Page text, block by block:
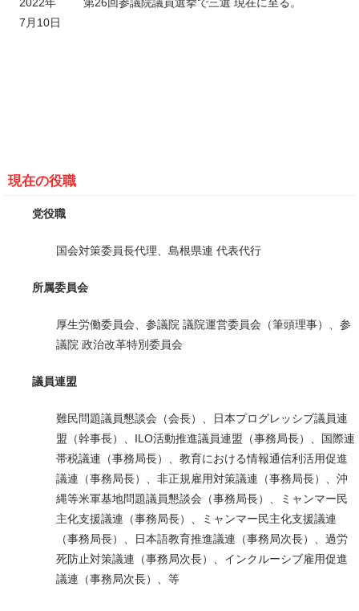
7月10日
現在の役職
党役職
国会対策委員長代理、島根県連 代表代行
所属委員会
厚生労働委員会、参議院 議院運営委員会（筆頭理事）、参
議院 政治改革特別委員会
議員連盟
難民問題議員懇談会（会長）、日本プログレッシブ議員連
盟（幹事長）、ILO活動推進議員連盟（事務局長）、国際連
帯税議連（事務局長）、教育における情報通信利活用促進
議連（事務局長）、非正規雇用対策議連（事務局長）、沖
縄等米軍基地問題議員懇談会（事務局長）、ミャンマー民
主化支援議連（事務局長）、ミャンマー民主化支援議連
（事務局長）、日本語教育推進議連（事務局次長）、過労
死防止対策議連（事務局次長）、インクルーシブ雇用促進
議連（事務局次長）、等